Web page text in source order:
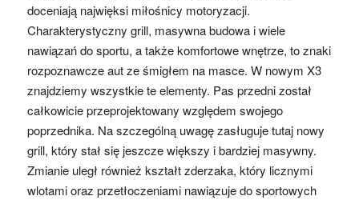
doceniają najwięksi miłośnicy motoryzacji.
Charakterystyczny grill, masywna budowa i wiele
nawiązań do sportu, a także komfortowe wnętrze, to znaki
rozpoznawcze aut ze śmigłem na masce. W nowym X3
znajdziemy wszystkie te elementy. Pas przedni został
całkowicie przeprojektowany względem swojego
poprzednika. Na szczególną uwagę zasługuje tutaj nowy
grill, który stał się jeszcze większy i bardziej masywny.
Zmianie uległ również kształt zderzaka, który licznymi
wlotami oraz przetłoczeniami nawiązuje do sportowych